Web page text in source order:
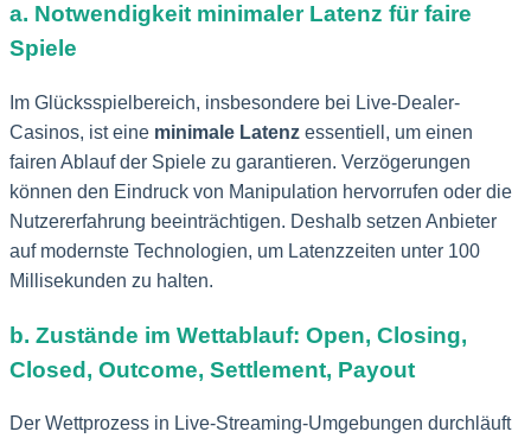
a. Notwendigkeit minimaler Latenz für faire
Spiele
Im Glücksspielbereich, insbesondere bei Live-Dealer-
Casinos, ist eine minimale Latenz essentiell, um einen
fairen Ablauf der Spiele zu garantieren. Verzögerungen
können den Eindruck von Manipulation hervorrufen oder die
Nutzererfahrung beeinträchtigen. Deshalb setzen Anbieter
auf modernste Technologien, um Latenzzeiten unter 100
Millisekunden zu halten.
b. Zustände im Wettablauf: Open, Closing,
Closed, Outcome, Settlement, Payout
Der Wettprozess in Live-Streaming-Umgebungen durchläuft